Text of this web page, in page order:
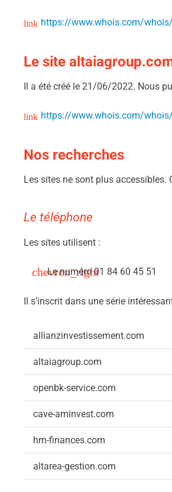
https://www.whois.com/
Le site
Il a été créé le 21/06/2022. Nous
https://www.whois.com/
Nos recherches
Les sites ne sont plus
Le téléphone
Les sites utilisent :
Le numéro 01 84 60 45 51
Il s’inscrit dans une série
allianzinvestissement.com
altaiagroup.com
openbk-service.com
cave-aminvest.com
hm-finances.com
altarea-gestion.com